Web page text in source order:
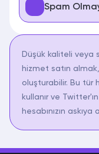
Spam
Düşük kaliteli veya
hizmet satın almak,
oluşturabilir. Bu tür
kullanır ve
hesabınızın